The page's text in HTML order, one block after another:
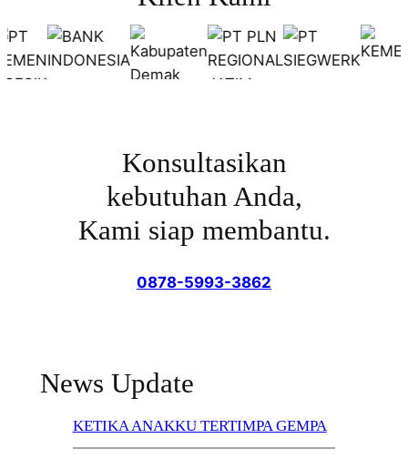
Konsultasikan
kebutuhan Anda,
Kami siap membantu.
0878-5993-3862
News Update
KETIKA ANAKKU TERTIMPA GEMPA